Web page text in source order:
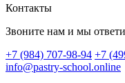
Контакты
Звоните нам и мы
+7 (984) 707-98-94 +7
info@pastry-school.online